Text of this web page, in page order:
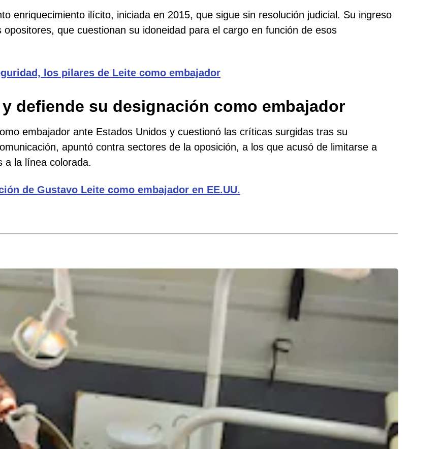
enriquecimiento ilícito, iniciada en 2015, que sigue sin resolución judicial. Su ingreso
que cuestionan su idoneidad para el cargo en función de esos
los pilares de Leite como embajador
defiende su designación como embajador
embajador ante Estados Unidos y cuestionó las críticas surgidas tras su
apuntó contra sectores de la oposición, a los que acusó de limitarse a
a la línea colorada.
de Gustavo Leite como embajador en EE.UU.